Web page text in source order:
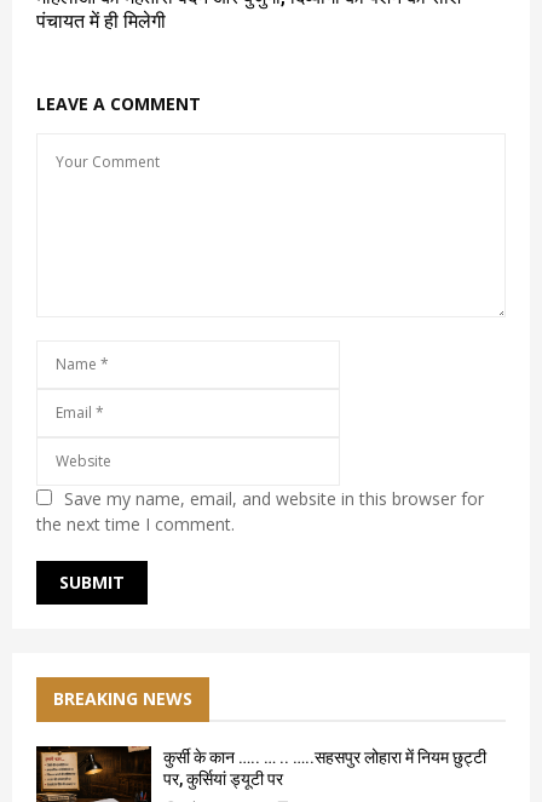
पंचायत में ही मिलेगी
LEAVE A COMMENT
Save my name, email, and website in this browser for
the next time I comment.
BREAKING NEWS
कुर्सी के कान ….. … .. …..सहसपुर लोहारा में नियम छुट्टी
पर, कुर्सियां ड्यूटी पर